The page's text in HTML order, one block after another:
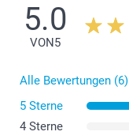
5.0
VON 5
Alle Bewertungen (6)
5 Sterne
4 Sterne